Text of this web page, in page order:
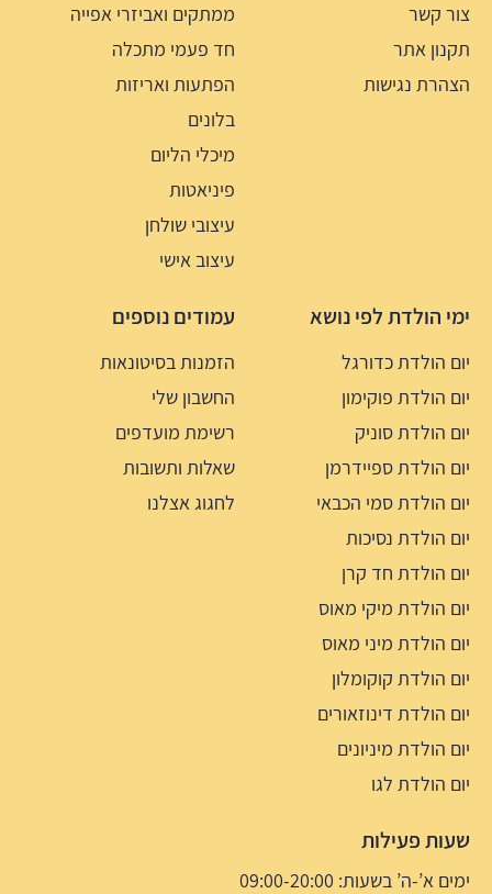
צור קשר
תקנון אתר
הצהרת נגישות
ממתקים ואביזרי אפייה
חד פעמי מתכלה
הפתעות ואריזות
בלונים
מיכלי הליום
פיניאטות
עיצובי שולחן
עיצוב אישי
ימי הולדת לפי נושא
יום הולדת כדורגל
יום הולדת פוקימון
יום הולדת סוניק
יום הולדת ספיידרמן
יום הולדת סמי הכבאי
יום הולדת נסיכות
יום הולדת חד קרן
יום הולדת מיקי מאוס
יום הולדת מיני מאוס
יום הולדת קוקומלון
יום הולדת דינוזאורים
יום הולדת מיניונים
יום הולדת לגו
עמודים נוספים
הזמנות בסיטונאות
החשבון שלי
רשימת מועדפים
שאלות ותשובות
לחגוג אצלנו
שעות פעילות
ימים א’-ה’ בשעות: 09:00-20:00